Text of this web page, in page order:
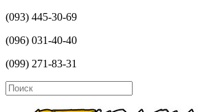
(093) 445-30-69
(096) 031-40-40
(099) 271-83-31